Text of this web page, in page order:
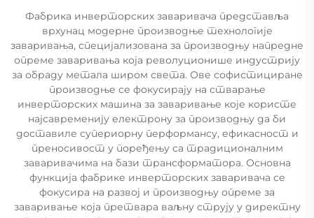
Фабрика инверторских заваривача представља
врхунац модерне производње технологије
заваривања, специјализована за производњу напредне
опреме заваривања која револуционише индустрију
за обраду метала широм света. Ове софистициране
производње се фокусирају на стварање
инверторских машина за заваривање које користе
најсавременију електрону за производњу да би
доставиле супериорну перформансу, ефикасност и
преносивост у поређењу са традиционалним
заваривачима на бази трансформатора. Основна
функција фабрике инверторских заваривача се
фокусира на развој и производњу опреме за
заваривање која претвара ваљну струју у директну